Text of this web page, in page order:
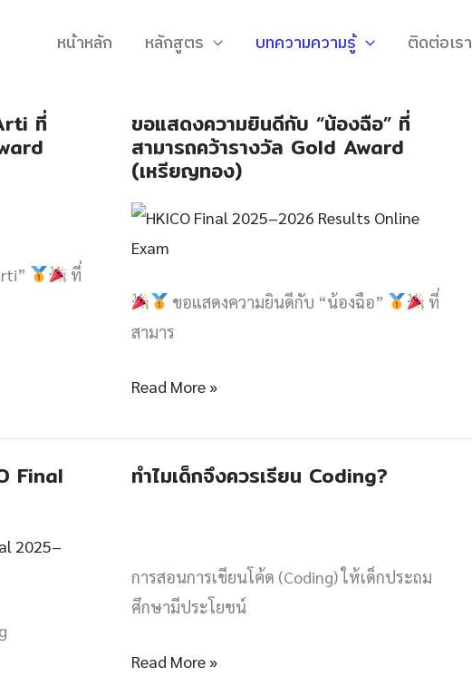
หน้าหลัก หลักสูตร บทความความรู้ ติดต่อเรา
ที่
ที่
ขอแสดงความยินดีกับ “น้องฉือ” ที่
สามารถคว้ารางวัล Gold Award
(เหรียญทอง)
ขอแสดงความยินดีกับ “น้องฉือ”
ที่
สามาร
ขอ
แสดง
ความ
ยินดี
กับ
ฉือ”
ที่
คว้า
Award
Read More »
Final ทำไมเด็กจึงควรเรียน Coding?
การสอนการเขียนโค้ด (Coding) ให้เด็กประถม
ศึกษามีประโยชน์
ทำไม
เรียน
Read More »